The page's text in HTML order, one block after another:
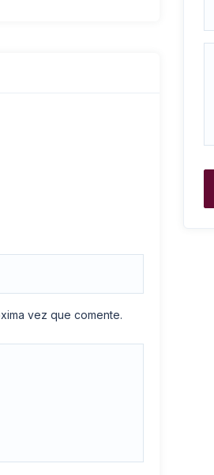
vez que comente.